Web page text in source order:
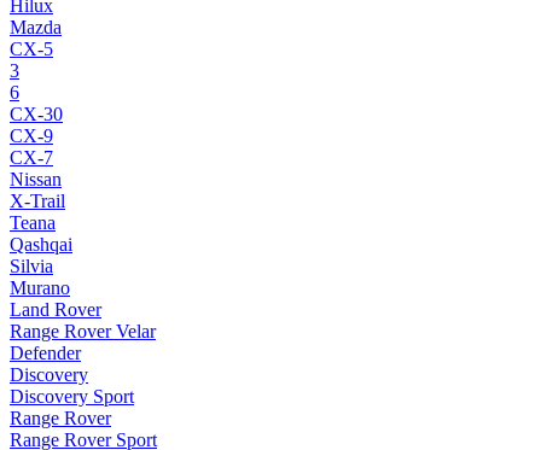
Hilux
Mazda
CX-5
3
6
CX-30
CX-9
CX-7
Nissan
X-Trail
Teana
Qashqai
Silvia
Murano
Land Rover
Range Rover Velar
Defender
Discovery
Discovery Sport
Range Rover
Range Rover Sport